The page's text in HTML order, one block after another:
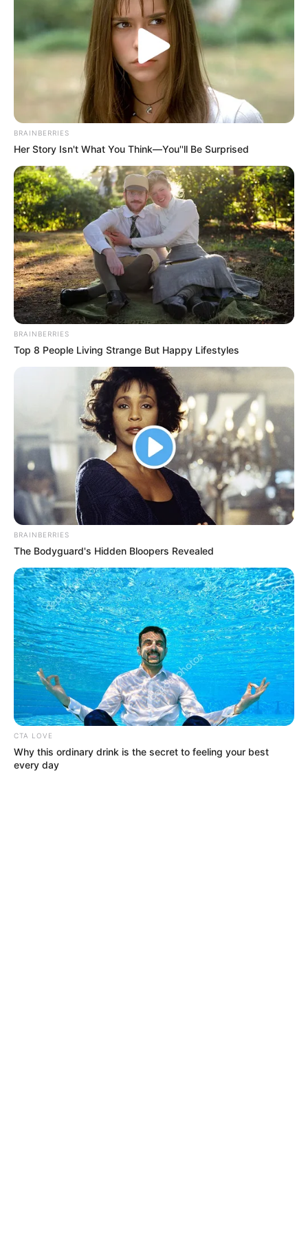
Gran Colombia: horarios y desvíos
COMPARTIR
ALERTA BOGOTÁ EN GOOGLE NEWS
CÚCUTA BAILE
MEDIO AMBIENTE
ACTIVIDAD FÍSICA
NOTICIAS CÚCUTA
ALCALDÍA DE CÚCUTA
MANTÉNGASE EN ALERTA
Tenemos todas las noticias que le
interesan. Para estar bien informado, por
ACTIVAR AHORA
TEMAS DESTACADOS
CATATUMBO
PUENTE INTERNACIONAL SIMÓN BOLÍVAR
NOTICIAS NORTE DE SANTANDER
ÁREA METROPOLITANA DE CÚCUTA
OCAÑA
NARCOTRÁFICO
BRAINBERRIES
Her Story Isn't What You Think—You''ll Be Surprised
BRAINBERRIES
Top 8 People Living Strange But Happy Lifestyles
BRAINBERRIES
The Bodyguard's Hidden Bloopers Revealed
CTA LOVE
Why this ordinary drink is the secret to feeling your best
every day